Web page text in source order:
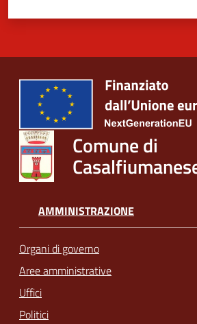
Comune di
AMMINISTRAZIONE
Organi di governo
Aree amministrative
Uffici
Politici